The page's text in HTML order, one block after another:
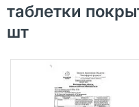
таблетки
шт